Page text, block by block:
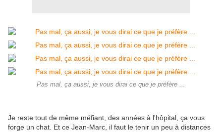
Pas mal, ça aussi, je vous dirai ce que je préfère ...
Je reste tout de même méfiant, des années à l'hôpital, ça vous
forge un chat. Et ce Jean-Marc, il faut le tenir un peu à distances